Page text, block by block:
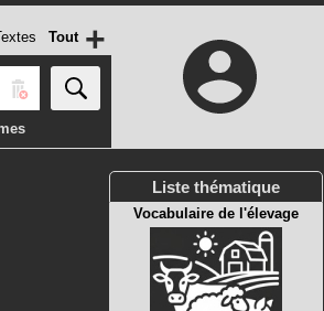
Tout +
Liste thématique
Vocabulaire de l'élevage